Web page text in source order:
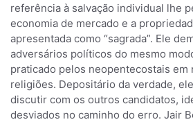
referência à salvação individual lhe
economia de mercado e a
apresentada como “sagrada”. Ele
adversários políticos do mesmo
praticado pelos neopentecostais em
religiões. Depositário da verdade,
discutir com os outros candidatos,
desviados no caminho do erro. Jair